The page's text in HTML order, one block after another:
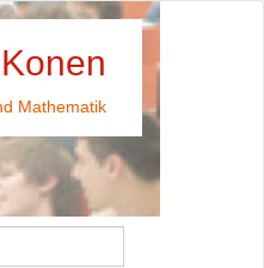
Mathematik